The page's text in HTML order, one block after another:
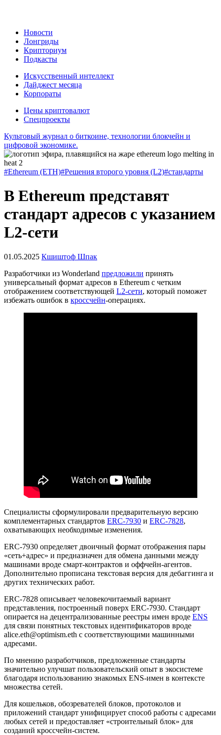
Новости
Лонгриды
Крипториум
Подкасты
Искусственный интеллект
Дайджест месяца
Корпораты
Цены криптовалют
Спецпроекты
Культовый журнал о биткоине, технологии блокчейн и
цифровой экономике.
#Ethereum (ETH)#Решения второго уровня (L2)#стандарты
В Ethereum представят
стандарт адресов с указанием
L2-сети
01.05.2025 Кшиштоф Шпак
Разработчики из Wonderland предложили принять
универсальный формат адресов в Ethereum с четким
отображением соответствующей L2-сети, который поможет
избежать ошибок в кроссчейн-операциях.
Специалисты сформулировали предварительную версию
комплементарных стандартов ERC-7930 и ERC-7828,
охватывающих необходимые изменения.
ERC-7930 определяет двоичный формат отображения пары
«сеть+адрес» и предназначен для обмена данными между
машинами вроде смарт-контрактов и оффчейн-агентов.
Дополнительно прописана текстовая версия для дебаггинга и
других технических работ.
ERC-7828 описывает человекочитаемый вариант
представления, построенный поверх ERC-7930. Стандарт
опирается на децентрализованные реестры имен вроде ENS
для связи понятных текстовых идентификаторов вроде
alice.eth@optimism.eth с соответствующими машинными
адресами.
По мнению разработчиков, предложенные стандарты
значительно улучшат пользовательский опыт в экосистеме
благодаря использованию знакомых ENS-имен в контексте
множества сетей.
Для кошельков, обозревателей блоков, протоколов и
приложений стандарт унифицирует способ работы с адресами
любых сетей и предоставляет «строительный блок» для
созданий кроссчейн-систем.